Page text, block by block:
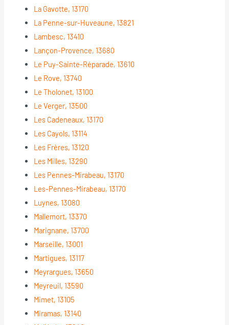
La Gavotte, 13170
La Penne-sur-Huveaune, 13821
Lambesc, 13410
Lançon-Provence, 13680
Le Puy-Sainte-Réparade, 13610
Le Rove, 13740
Le Tholonet, 13100
Le Verger, 13500
Les Cadeneaux, 13170
Les Cayols, 13114
Les Frères, 13120
Les Milles, 13290
Les Pennes-Mirabeau, 13170
Les-Pennes-Mirabeau, 13170
Luynes, 13080
Mallemort, 13370
Marignane, 13700
Marseille, 13001
Martigues, 13117
Meyrargues, 13650
Meyreuil, 13590
Mimet, 13105
Miramas, 13140